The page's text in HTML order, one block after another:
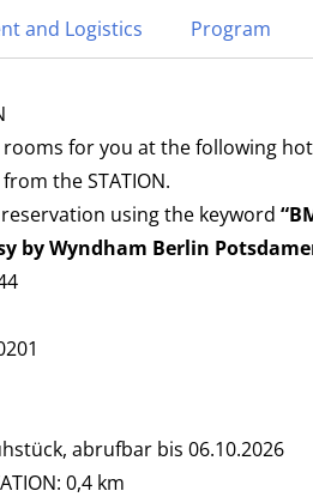
18 -19, 2026 | STATION BERLIN
Logistics
and Logistics Program
for you at the following
the STATION.
using the keyword
by Wyndham Berlin
abrufbar bis 06.10.2026
0,4 km